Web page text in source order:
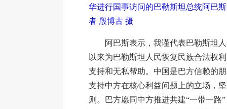
华进行国事访问的巴勒斯坦总统阿巴
者 殷博古 摄
阿巴斯表示，我谨代表巴勒斯坦
以来为巴勒斯坦人民恢复民族合法权
支持和无私帮助。中国是巴方信赖的
支持中方在核心利益问题上的立场，
则。巴方愿同中方推进共建“一带一路